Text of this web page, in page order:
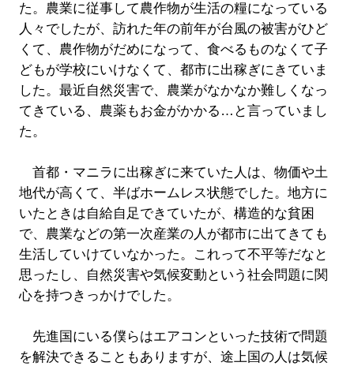
た。農業に従事して農作物が生活の糧になっている
人々でしたが、訪れた年の前年が台風の被害がひど
くて、農作物がだめになって、食べるものなくて子
どもが学校にいけなくて、都市に出稼ぎにきていま
した。最近自然災害で、農業がなかなか難しくなっ
てきている、農薬もお金がかかる…と言っていまし
た。
首都・マニラに出稼ぎに来ていた人は、物価や土
地代が高くて、半ばホームレス状態でした。地方に
いたときは自給自足できていたが、構造的な貧困
で、農業などの第一次産業の人が都市に出てきても
生活していけていなかった。これって不平等だなと
思ったし、自然災害や気候変動という社会問題に関
心を持つきっかけでした。
先進国にいる僕らはエアコンといった技術で問題
を解決できることもありますが、途上国の人は気候